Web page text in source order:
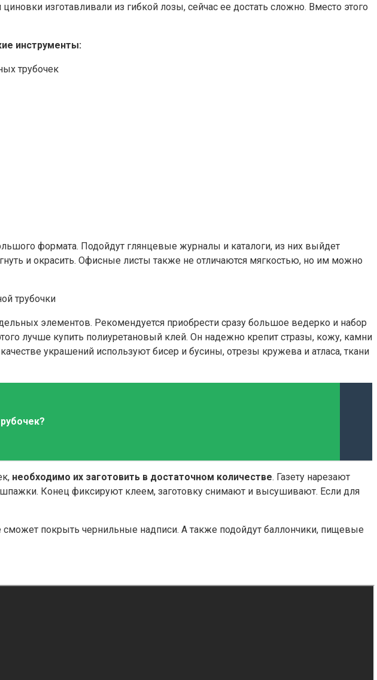
изготавливали из гибкой лозы, сейчас ее достать сложно. Вместо этого
инструменты:
формата. Подойдут глянцевые журналы и каталоги, из них выйдет
и окрасить. Офисные листы также не отличаются мягкостью, но им можно
элементов. Рекомендуется приобрести сразу большое ведерко и набор
лучше купить полиуретановый клей. Он надежно крепит стразы, кожу, камни
украшений используют бисер и бусины, отрезы кружева и атласа, ткани
необходимо их заготовить в достаточном количестве. Газету нарезают
Конец фиксируют клеем, заготовку снимают и высушивают. Если для
покрыть чернильные надписи. А также подойдут баллончики, пищевые